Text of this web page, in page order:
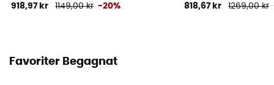
918,97 kr 1149,00 kr -20% 818,67 kr 1269,00 kr
Favoriter Begagnat